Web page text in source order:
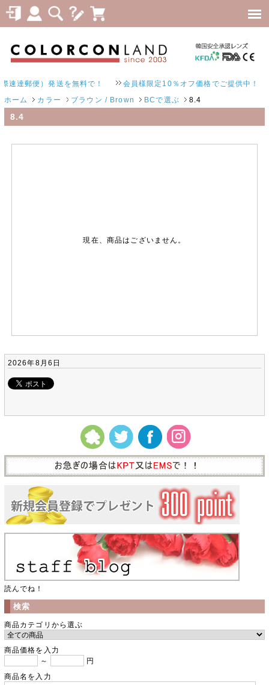
達郵便）発送を無料で！ 会員様限定10％オフ価格でご提供中！
ホーム カラー ブラウン / Brown BCで選ぶ 8.4
8.4
現在、商品はございません。
2026年8月6日
読んでね！
検索
商品カテゴリから選ぶ
商品価格を入力
～
円
商品名を入力